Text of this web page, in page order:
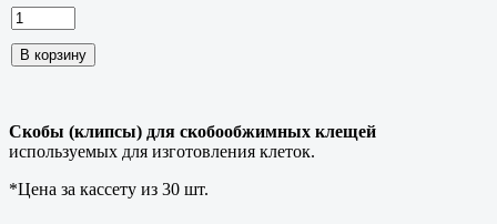
Скобы (клипсы) для скобообжимных клещей
используемых для изготовления клеток.
*Цена за кассету из 30 шт.